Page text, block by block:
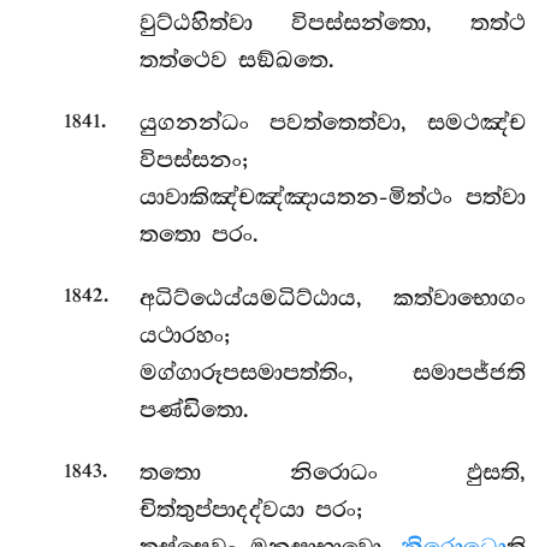
වුට්ඨහිත්වා විපස්සන්තො, තත්ථ
තත්ථෙව සඞ්ඛතෙ.
1841.
යුගනන්ධං පවත්තෙත්වා, සමථඤ්ච
විපස්සනං;
යාවාකිඤ්චඤ්ඤායතන-මිත්ථං පත්වා
තතො පරං.
1842.
අධිට්ඨෙය්යමධිට්ඨාය, කත්වාභොගං
යථාරහං;
මග්ගාරූපසමාපත්තිං, සමාපජ්ජති
පණ්ඩිතො.
1843.
තතො නිරොධං ඵුසති,
චිත්තුප්පාදද්වයා පරං;